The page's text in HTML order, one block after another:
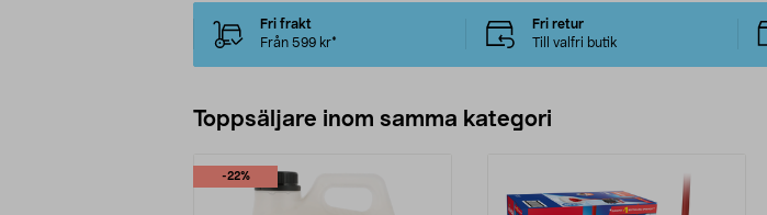
Fri frakt
Från 599 kr*
Fri retur
Till valfri butik
Toppsäljare inom samma kategori
-22%